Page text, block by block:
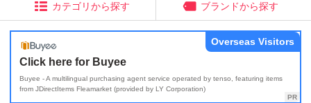
カテゴリから探す ブランドから探す
Click here for Buyee
Buyee - A multilingual purchasing agent service operated by tenso, featuring items
from JDirectItems Fleamarket (provided by LY Corporation)
Overseas Visitors